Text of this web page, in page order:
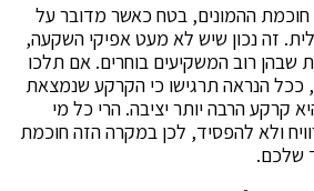
חוכמת ההמונים, בטח כאשר מדובר על
זה נכון שיש לא מעט אפיקי השקעה,
שבהן רוב המשקיעים בוחרים. אם תלכו
ככל הנראה תרגישו כי הקרקע שנמצאת
קרקע הרבה יותר יציבה. הרי כל מי
ולא להפסיד, לכן במקרה הזה חוכמת
שלכם.